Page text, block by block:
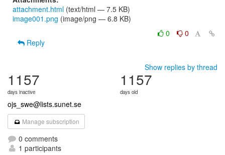
attachment.html (text/html — 7.5 KB)
image001.png (image/png — 6.8 KB)
0
0
Reply
Show replies by thread
1157
days inactive
1157
days old
ojs_swe@lists.sunet.se
Manage subscription
0 comments
1 participants